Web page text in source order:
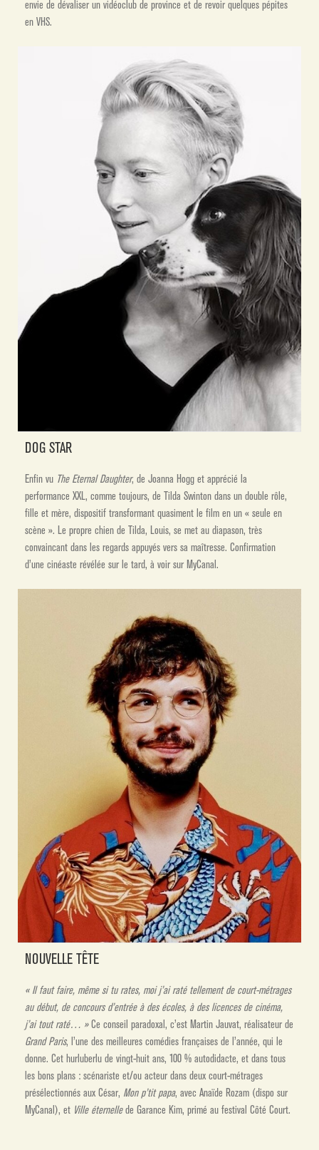
envie de dévaliser un vidéoclub de province et de revoir quelques pépites
en VHS.
DOG STAR
Enfin vu The Eternal Daughter, de Joanna Hogg et apprécié la
performance XXL, comme toujours, de Tilda Swinton dans un double rôle,
fille et mère, dispositif transformant quasiment le film en un « seule en
scène ». Le propre chien de Tilda, Louis, se met au diapason, très
convaincant dans les regards appuyés vers sa maîtresse. Confirmation
d’une cinéaste révélée sur le tard, à voir sur MyCanal.
NOUVELLE TÊTE
« Il faut faire, même si tu rates, moi j’ai raté tellement de court-métrages
au début, de concours d’entrée à des écoles, à des licences de cinéma,
j’ai tout raté… »Ce conseil paradoxal, c’est Martin Jauvat, réalisateur de
Grand Paris, l’une des meilleures comédies françaises de l’année, qui le
donne. Cet hurluberlu de vingt-huit ans, 100 % autodidacte, et dans tous
les bons plans : scénariste et/ou acteur dans deux court-métrages
présélectionnés aux César, Mon p’tit papa, avec Anaïde Rozam (dispo sur
MyCanal), et Ville éternellede Garance Kim, primé au festival Côté Court.